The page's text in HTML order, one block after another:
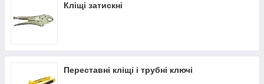
Кліщі затискні
Переставні кліщі і трубні ключі